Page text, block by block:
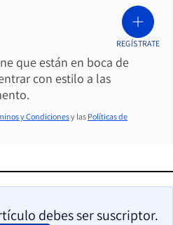
que están en boca de
con estilo a las
REGÍSTRATE
y Condicionesy las Políticas de
debes ser suscriptor.